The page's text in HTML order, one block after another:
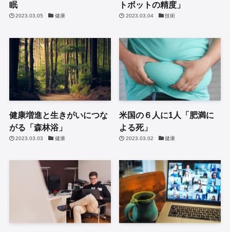
眠
2023.03.05 健康
トボットの精度」
2023.03.04 技術
健康増進と生きがいにつな
がる「森林浴」
2023.03.03 健康
米国の６人に1人「肥満に
よる死」
2023.03.02 健康